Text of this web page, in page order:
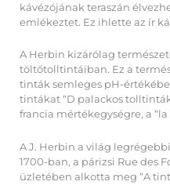
kávézójának teraszán
emlékeztet. Ez ihlette az ír
A Herbin kizárólag
töltőtolltintáiban. Ez a
tinták semleges pH-
tintákat “D palackos
francia mértékegységre, a
A J. Herbin a világ
1700-ban, a párizsi Rue des
üzletében alkotta meg “A